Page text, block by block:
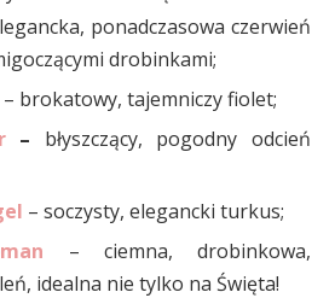
ponadczasowa czerwień
drobinkami;
– brokatowy, tajemniczy fiolet;
– błyszczący, pogodny odcień
– soczysty, elegancki turkus;
– ciemna, drobinkowa,
idealna nie tylko na Święta!